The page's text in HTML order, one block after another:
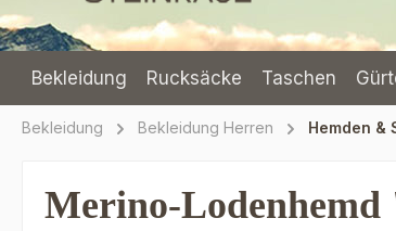
Bekleidung Rucksäcke Taschen
Bekleidung Bekleidung Herren Hemden &
Merino-